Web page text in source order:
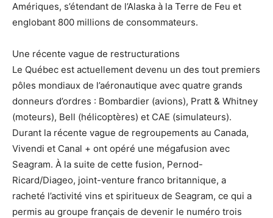
Amériques, s’étendant de l’Alaska à la Terre de Feu et
englobant 800 millions de consommateurs.
Une récente vague de restructurations
Le Québec est actuellement devenu un des tout premiers
pôles mondiaux de l’aéronautique avec quatre grands
donneurs d’ordres : Bombardier (avions), Pratt & Whitney
(moteurs), Bell (hélicoptères) et CAE (simulateurs).
Durant la récente vague de regroupements au Canada,
Vivendi et Canal + ont opéré une mégafusion avec
Seagram. À la suite de cette fusion, Pernod-
Ricard/Diageo, joint-­venture franco britannique, a
racheté l’activité vins et spiritueux de Seagram, ce qui a
permis au groupe français de devenir le numéro trois